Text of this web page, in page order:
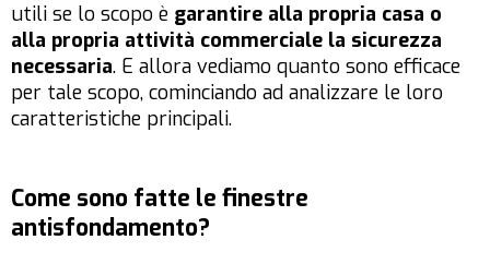
utili se lo scopo è garantire alla propria casa o
alla propria attività commerciale la sicurezza
necessaria. E allora vediamo quanto sono efficace
per tale scopo, cominciando ad analizzare le loro
caratteristiche principali.
Come sono fatte le finestre
antisfondamento?